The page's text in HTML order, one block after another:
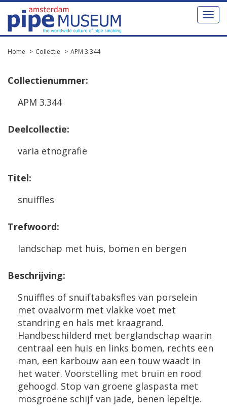
Toggle
Home Collectie APM 3.344
Collectienummer:
APM 3.344
Deelcollectie:
varia etnografie
Titel:
snuiffles
Trefwoord:
landschap met huis, bomen en bergen
Beschrijving:
Snuiffles of snuiftabaksfles van porselein
met ovaalvorm met vlakke voet met
standring en hals met kraagrand.
Handbeschilderd met berglandschap waarin
centraal een huis en links bomen, rechts een
man, een karbouw aan een touw waadt in
het water. Voorstelling met bruin en rood
gehoogd. Stop van groene glaspasta met
mosgroene schijf van jade, benen lepeltje.